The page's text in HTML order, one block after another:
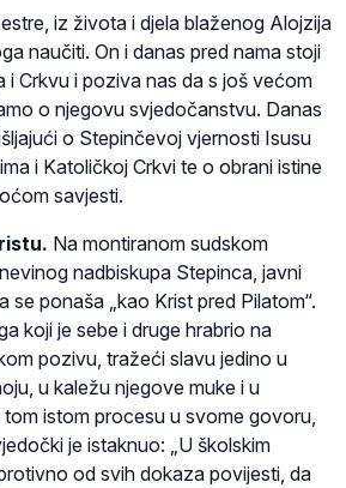
iz života i djela blaženog Alojzija
naučiti. On i danas pred nama stoji
i Crkvu i poziva nas da s još većom
o njegovu svjedočanstvu. Danas
o Stepinčevoj vjernosti Isusu
i Katoličkoj Crkvi te o obrani istine
savjesti.
Na montiranom sudskom
nadbiskupa Stepinca, javni
se ponaša „kao Krist pred Pilatom“.
koji je sebe i druge hrabrio na
pozivu, tražeći slavu jedino u
u kaležu njegove muke i u
istom procesu u svome govoru,
je istaknuo: „U školskim
od svih dokaza povijesti, da